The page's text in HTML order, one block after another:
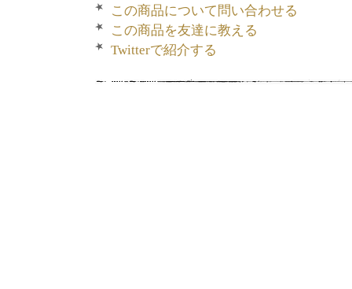
この商品について問い合わせる
この商品を友達に教える
Twitterで紹介する